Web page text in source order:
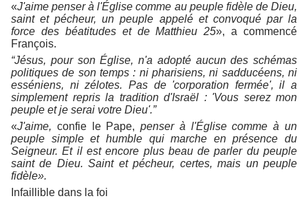
«J'aime penser à l'Église comme au peuple fidèle de Dieu,
saint et pécheur, un peuple appelé et convoqué par la
force des béatitudes et de Matthieu 25», a commencé
François.
“Jésus, pour son Église, n'a adopté aucun des schémas
politiques de son temps : ni pharisiens, ni sadducéens, ni
esséniens, ni zélotes. Pas de 'corporation fermée', il a
simplement repris la tradition d'Israël : 'Vous serez mon
peuple et je serai votre Dieu'.”
«J'aime, confie le Pape,penser à l'Église comme à un
peuple simple et humble qui marche en présence du
Seigneur. Et il est encore plus beau de parler du peuple
saint de Dieu. Saint et pécheur, certes, mais un peuple
fidèle».
Infaillible dans la foi